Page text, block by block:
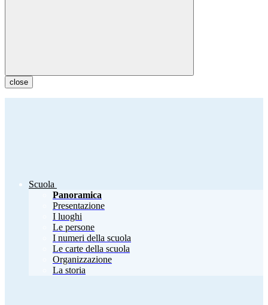
close
Scuola
Panoramica
Presentazione
I luoghi
Le persone
I numeri della scuola
Le carte della scuola
Organizzazione
La storia